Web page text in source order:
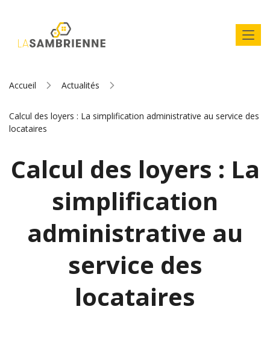
Accueil Actualités
Calcul des loyers : La simplification administrative au service des
locataires
Calcul des loyers : La
simplification
administrative au
service des
locataires